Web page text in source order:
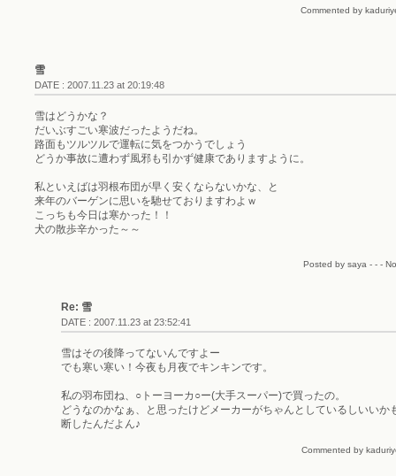
Commented by
雪
DATE : 2007.11.23 at 20:19:48
雪はどうかな？
だいぶすごい寒波だったようだね。
路面もツルツルで運転に気をつかうでしょう
どうか事故に遭わず風邪も引かず健康でありますように。
私といえばは羽根布団が早く安くならないかな、と
来年のバーゲンに思いを馳せておりますわよｗ
こっちも今日は寒かった！！
犬の散歩辛かった～～
Posted by saya - - -
Re: 雪
DATE : 2007.11.23 at 23:52:41
雪はその後降ってないんですよー
でも寒い寒い！今夜も月夜でキンキンです。
私の羽布団ね、○トーヨーカ○ー(大手スーパー)で買ったの。
どうなのかなぁ、と思ったけどメーカーがちゃんとしているしいいか
断したんだよん♪
Commented by